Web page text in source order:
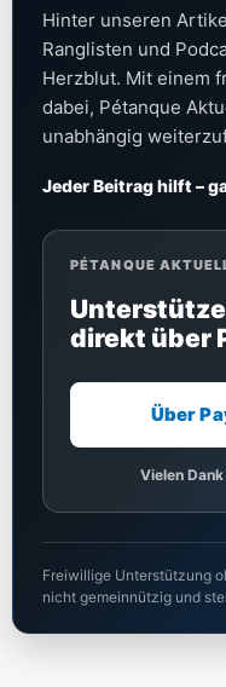
Hinter unseren
Ranglisten und
Herzblut. Mit einem
dabei, Pétanque
unabhängig
Jeder Beitrag hilft –
PÉTANQUE
direkt über
Über
Vielen
Freiwillige Unterstützung
nicht gemeinnützig und